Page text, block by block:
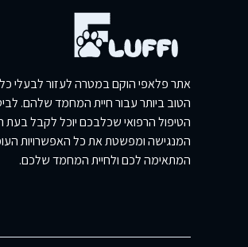
אתר פלאפי הוקם במטרה לעזור לבעלי
הטוב ביותר עבור חיית המחמד שלהם.
הטיפול הרפואי שכלבכם יוכל לקבל בעת
המנגישה ומפשטת את כל האפשרויות
המתאימה לכם ולחיית המחמד שלכם.